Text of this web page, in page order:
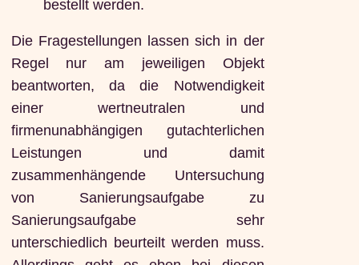
bestellt werden.
Die Fragestellungen lassen sich in der
Regel nur am jeweiligen Objekt
beantworten, da die Notwendigkeit
einer wertneutralen und
firmenunabhängigen gutachterlichen
Leistungen und damit
zusammenhängende Untersuchung
von Sanierungsaufgabe zu
Sanierungsaufgabe sehr
unterschiedlich beurteilt werden muss.